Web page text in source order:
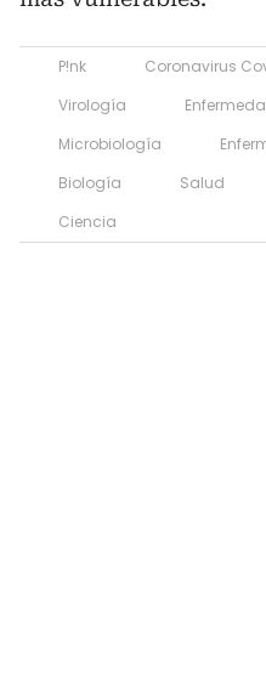
P!nk Coronavirus
Virología
Microbiología
Biología
Salud
Ciencia